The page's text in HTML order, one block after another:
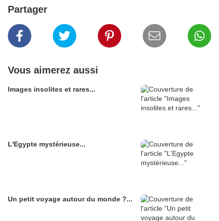
Partager
Vous aimerez aussi
Images insolites et rares...
L'Egypte mystérieuse...
Un petit voyage autour du monde ?...